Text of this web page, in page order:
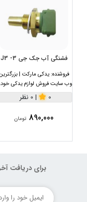
فشنگی آب جک جی 3- J3
فروشنده: یدکی مارکت |
وب سایت فروش لوازم یدکی
0
| 0 نظر
890,000 تومان
برای دریافت